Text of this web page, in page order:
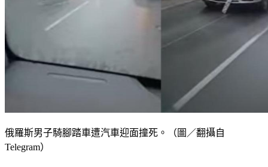
Telegram）